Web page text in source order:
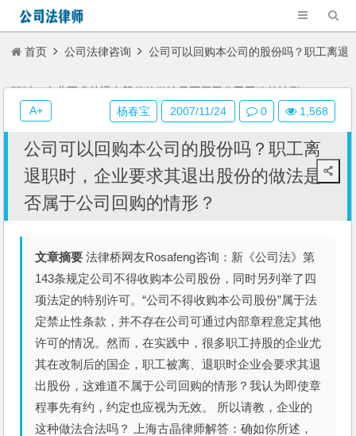
首页 公司法律咨询 公司可以回购本公司的股份吗？职工离退
职时，企业要求其退出股份的做法是否属于公司回购的情形？
公司可以回购本公司的股份吗？职工离
退职时，企业要求其退出股份的做法是
否属于公司回购的情形？
文章摘要 法律桥网友Rosafeng咨询：新《公司法》第
143条规定公司不得收购本公司股份，同时另列举了四
项法定的特别许可。“公司不得收购本公司股份”属于法
定禁止性条款，并不存在公司可通过内部章程意定其他
许可的情况。然而，在实践中，很多职工持股的企业尤
其在改制后的国企，职工被离、退职时企业会要求其退
出股份，这难道不属于公司回购的情形？我认为即使章
程事先有约，约定也应视为无效。 所以请教，企业的
这种做法合法吗？ 上海古晶律师解答：确如你所述，
杨春宝 2007/11/24 0 1,568
A+